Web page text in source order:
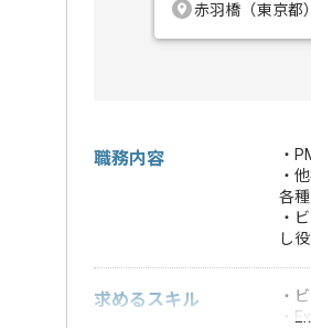
赤羽橋（東京都）
職務内容
・
・
各
・
し
求めるスキル
・
・